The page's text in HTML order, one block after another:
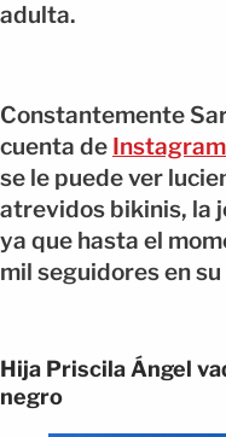
adulta.
Constantemente
cuenta de Instagram
se le puede ver
atrevidos bikinis, la
ya que hasta el
mil seguidores en
Hija Priscila Ángel
negro